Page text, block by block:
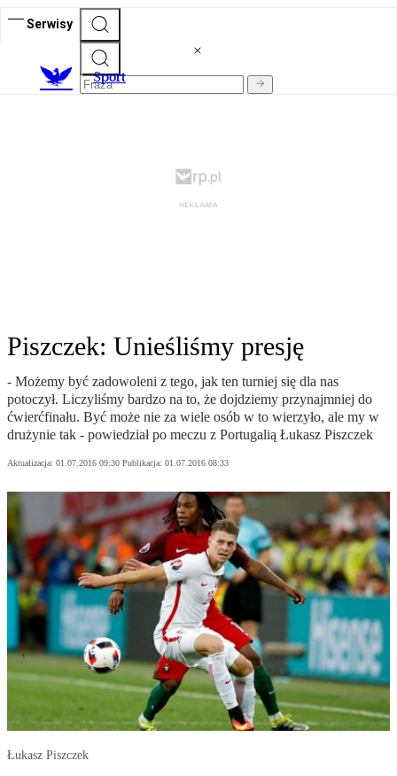
Serwisy
Sport
Piszczek: Unieśliśmy presję
- Możemy być zadowoleni z tego, jak ten turniej się dla nas
potoczył. Liczyliśmy bardzo na to, że dojdziemy przynajmniej do
ćwierćfinału. Być może nie za wiele osób w to wierzyło, ale my w
drużynie tak - powiedział po meczu z Portugalią Łukasz Piszczek
Aktualizacja: 01.07.2016 09:30 Publikacja: 01.07.2016 08:33
Łukasz Piszczek